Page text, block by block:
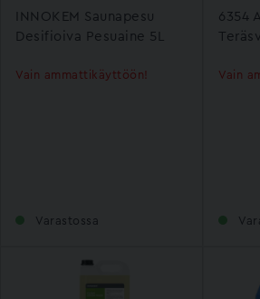
INNOKEM Saunapesu
Desifioiva Pesuaine 5L
Varastossa
Vain ammattikäyttöön!
6354
Vain